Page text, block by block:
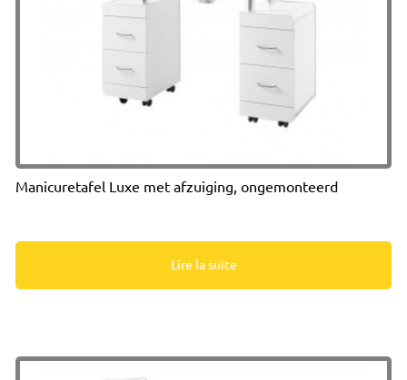
Manicuretafel Luxe met afzuiging, ongemonteerd
Lire la suite